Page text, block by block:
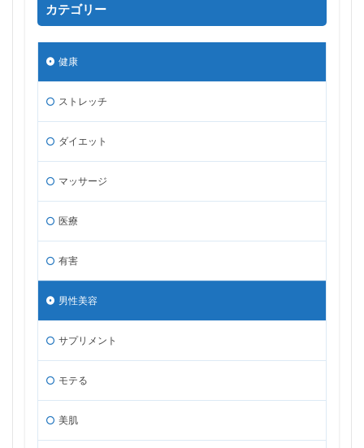
カテゴリー
健康
ストレッチ
ダイエット
マッサージ
医療
有害
男性美容
サプリメント
モテる
美肌